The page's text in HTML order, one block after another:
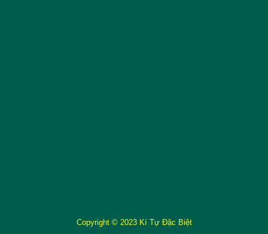
Copyright © 2023 Kí Tự Đặc Biệt